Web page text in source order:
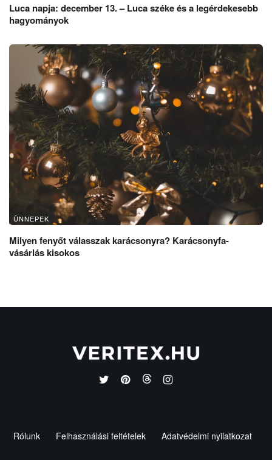
Luca napja: december 13. – Luca széke és a legérdekesebb
hagyományok
ÜNNEPEK
Milyen fenyőt válasszak karácsonyra? Karácsonyfa-
vásárlás kisokos
Rólunk Felhasználási feltételek Adatvédelmi nyilatkozat